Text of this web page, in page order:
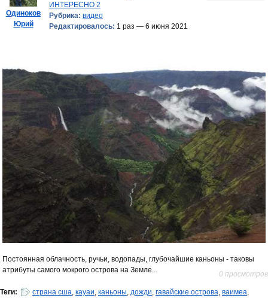
Одиноков
Юрий
ИНТЕРЕСНО 2
Рубрика: видео
Редактировалось: 1 раз — 6 июня 2021
Постоянная облачность, ручьи, водопады, глубочайшие каньоны - таковы
атрибуты самого мокрого острова на Земле...
0 просмотров
Теги: страна сша, кауаи, каньоны, дожди, гавайские острова, ваимеа,